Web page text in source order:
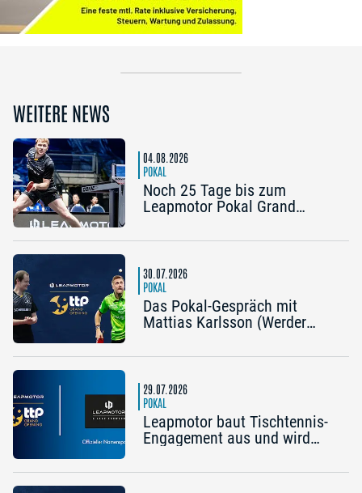
WEITERE NEWS
04.08.2026
POKAL
Noch 25 Tage bis zum
Leapmotor Pokal Grand
Tickets zum Preis von zwei
30.07.2026
POKAL
Das Pokal-Gespräch mit
Mattias Karlsson (Werder
(Trainer TTC Schwalbe
die frühe Chance auf etwas
Besonderes“
29.07.2026
POKAL
Leapmotor baut Tischtennis-
Engagement aus und wird
Grand Opening 2026 in